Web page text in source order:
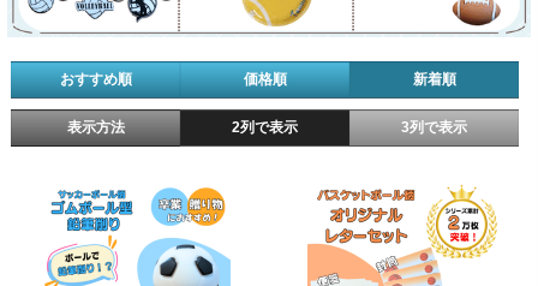
おすすめ順 価格順 新着順
表示方法 2列で表示 3列で表示